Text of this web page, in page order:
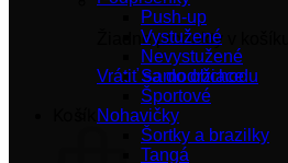
Žiadne produkty v košíku.
Vrátiť sa do obchodu
Push-up
Vystužené
Nevystužené
Samodržiace
Športové
Nohavičky
Šortky a brazilky
Tangá